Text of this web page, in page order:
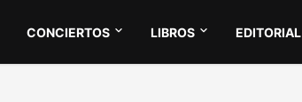
CONCIERTOS LIBROS EDITORIAL